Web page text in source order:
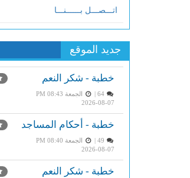
اتـــصـــل بــــــنـــا
جديد الموقع
خطبة - شكر النعم
64 |
الجمعة PM 08:43
2026-08-07
خطبة - أحكام المساجد
الجمعة PM 08:40
2026-08-07
خطبة - شكر النعم